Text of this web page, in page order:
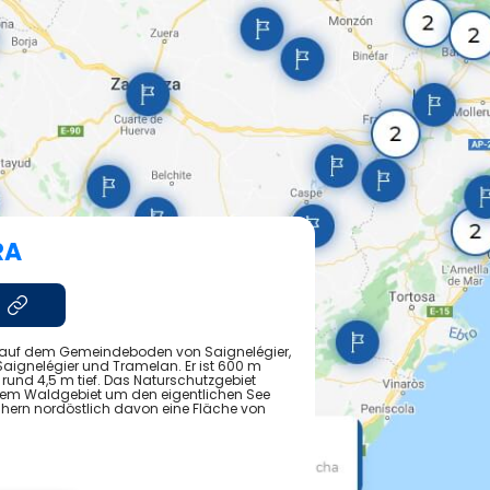
dem Gemeindeboden von Saignelégier,
und Tramelan. Er ist 600 m
4,5 m tief. Das Naturschutzgebiet
Waldgebiet um den eigentlichen See
nordöstlich davon eine Fläche von